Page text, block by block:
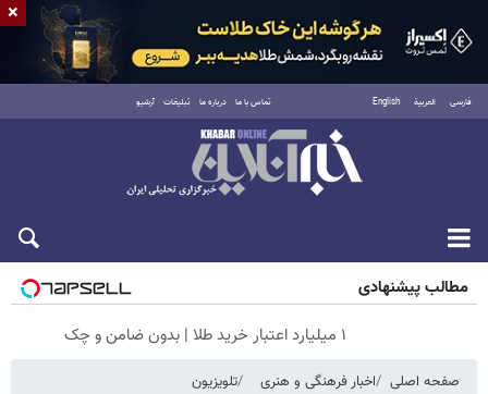
فارسی العربية English تماس با ما درباره ما تبلیغات آرشیو
پنجشنبه ۱۵ مرداد ۱۴۰۵
مطالب پیشنهادی
۱ میلیارد اعتبار خرید طلا | بدون ضامن و چک
صفحه اصلی اخبار فرهنگی و هنری تلویزیون
×